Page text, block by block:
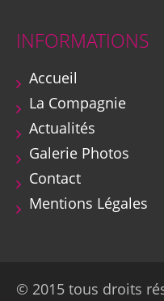
INFORMATIONS
Accueil
La Compagnie
Actualités
Galerie Photos
Contact
Mentions Légales
© 2015 tous droits